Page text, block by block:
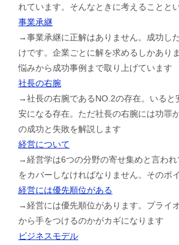
れています。そんなときに考えることと
事業承継
→事業承継に正解はありません。成功し
けです。企業ごとに解を求めるしかあり
悩みから成功事例まで取り上げています
社長の右腕
→社長の右腕であるNO.2の存在。いると
安になる存在。ただ社長の右腕には功罪
の成功と失敗を解説します
経営について
→経営学は6つの分野の寄せ集めと言わ
をカバーしなければなりません。そのポ
経営には優先順位がある
→経営には優先順位があります。プライ
から手をつけるのかがカギになります
ビジネスモデル